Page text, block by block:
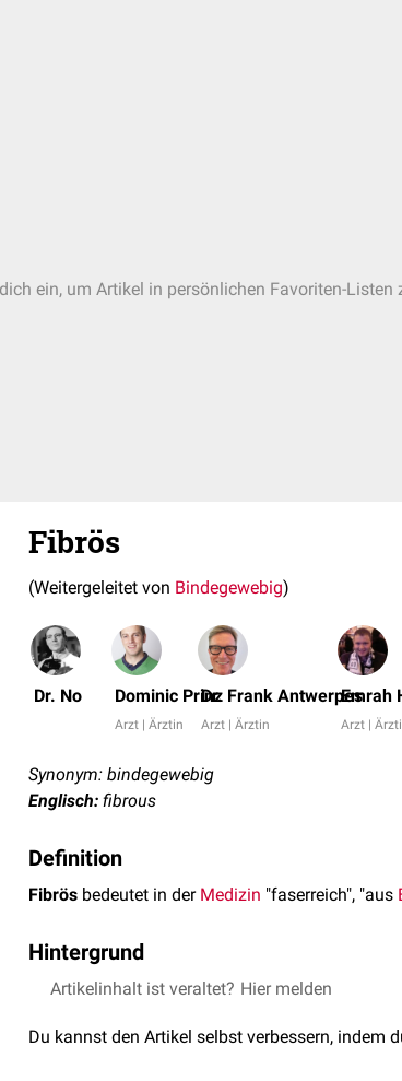
ein, um Artikel in persönlichen Favoriten-Listen
Fibrös
(Weitergeleitet von Bindegewebig)
Dr. No Dominic Prinz
Arzt | Ärztin
Dr. Frank Antwerpes
Arzt | Ärztin
Emrah
Arzt |
Synonym: bindegewebig
Englisch: fibrous
Definition
Fibrös bedeutet in der Medizin "faserreich", "aus
Hintergrund
Charakteristisch für fibröse Umbauprozesse im
Artikelinhalt ist veraltet? Hier melden
Du kannst den Artikel selbst verbessern, indem